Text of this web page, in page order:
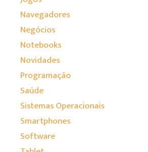
Navegadores
Negócios
Notebooks
Novidades
Programação
Saúde
Sistemas Operacionais
Smartphones
Software